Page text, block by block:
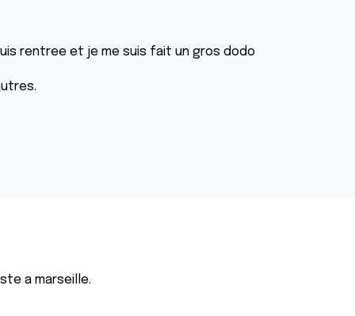
rentree et je me suis fait un gros dodo
a marseille.